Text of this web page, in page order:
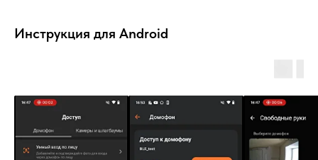
Инструкция для Android